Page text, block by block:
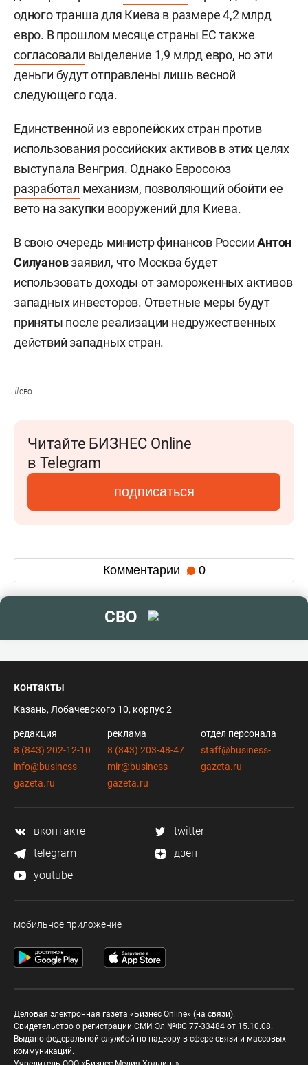
одного транша для Киева в размере 4,2 млрд
евро. В прошлом месяце страны ЕС также
согласовали выделение 1,9 млрд евро, но эти
деньги будут отправлены лишь весной
следующего года.
Единственной из европейских стран против
использования российских активов в этих целях
выступала Венгрия. Однако Евросоюз
разработал механизм, позволяющий обойти ее
вето на закупки вооружений для Киева.
В свою очередь министр финансов РоссииАнтон
Силуановзаявил, что Москва будет
использовать доходы от замороженных активов
западных инвесторов. Ответные меры будут
приняты после реализации недружественных
действий западных стран.
#сво
Читайте БИЗНЕС Online
в Telegram
подписаться
Комментарии 0
СВО
контакты
Казань, Лобачевского 10, корпус 2
редакция
8 (843) 202-12-10
info@business-
gazeta.ru
реклама
8 (843) 203-48-47
mir@business-
gazeta.ru
отдел персонала
staff@business-
gazeta.ru
вконтакте
twitter
telegram
дзен
youtube
мобильное приложение
Деловая электронная газета «Бизнес Online» (на связи).
Свидетельство о регистрации СМИ Эл №ФС 77-33484 от 15.10.08.
Выдано федеральной службой по надзору в сфере связи и массовых
коммуникаций.